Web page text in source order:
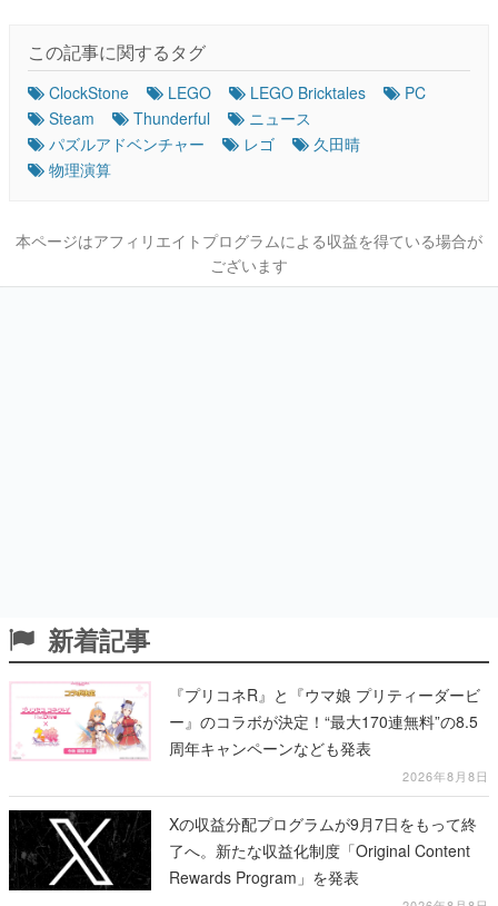
この記事に関するタグ
ClockStone LEGO LEGO Bricktales
PC
Steam
Thunderful
ニュース
パズルアドベンチャー
レゴ
久田晴
物理演算
本ページはアフィリエイトプログラムによる収益を得ている場合が
ございます
新着記事
『プリコネR』と『ウマ娘 プリティーダービ
ー』のコラボが決定！“最大170連無料”の8.5
周年キャンペーンなども発表
2026年8月8日
Xの収益分配プログラムが9月7日をもって終
了へ。新たな収益化制度「Original Content
Rewards Program」を発表